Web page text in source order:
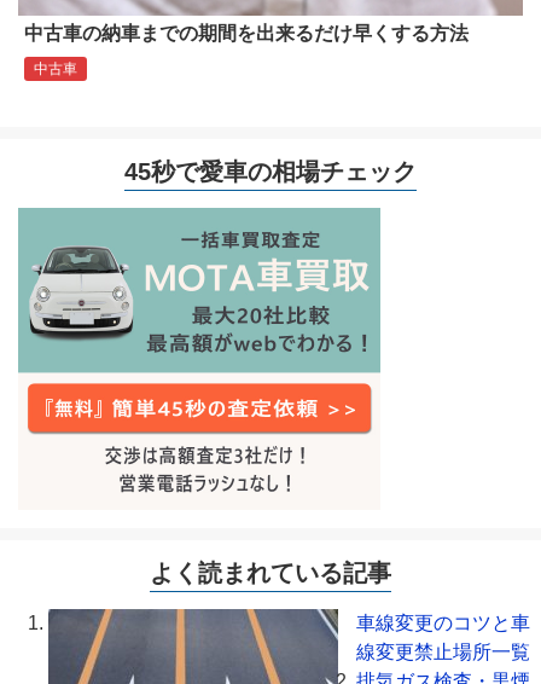
中古車の納車までの期間を出来るだけ早くする方法
中古車
45秒で愛車の相場チェック
よく読まれている記事
車線変更のコツと車
線変更禁止場所一覧